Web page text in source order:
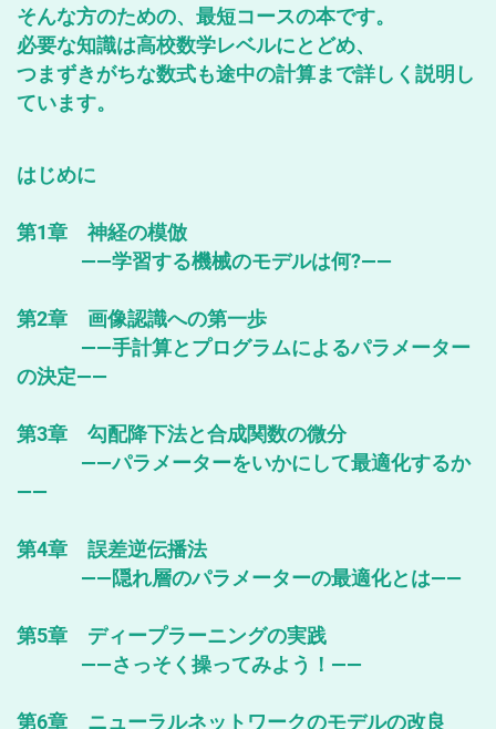
そんな方のための、最短コースの本です。
必要な知識は高校数学レベルにとどめ、
つまずきがちな数式も途中の計算まで詳しく説明し
ています。
はじめに
第1章 神経の模倣
――学習する機械のモデルは何?――
第2章 画像認識への第一歩
――手計算とプログラムによるパラメーター
の決定――
第3章 勾配降下法と合成関数の微分
――パラメーターをいかにして最適化するか
――
第4章 誤差逆伝播法
――隠れ層のパラメーターの最適化とは――
第5章 ディープラーニングの実践
――さっそく操ってみよう！――
第6章 ニューラルネットワークのモデルの改良